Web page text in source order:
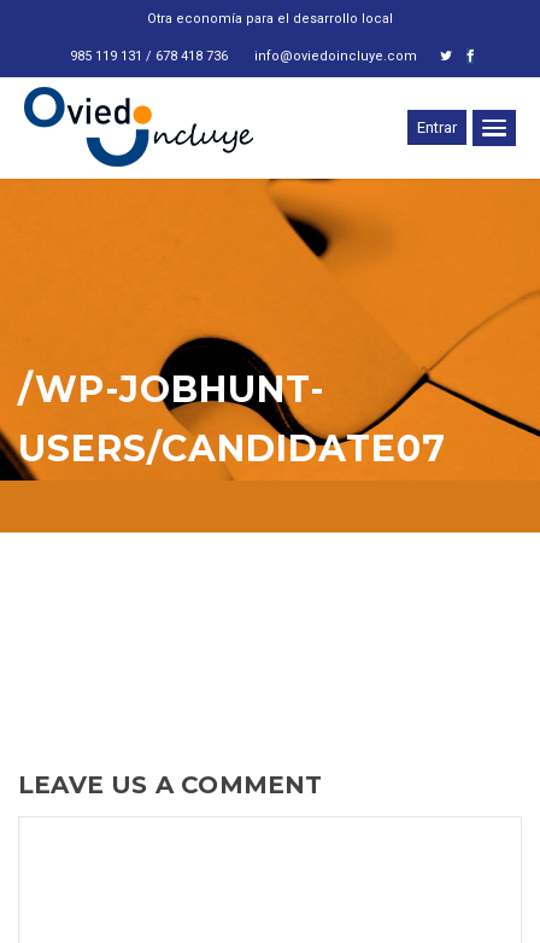
Otra economía para el desarrollo local
985 119 131 / 678 418 736 info@oviedoincluye.com
Entrar
/WP-JOBHUNT-
USERS/CANDIDATE07
LEAVE US A COMMENT